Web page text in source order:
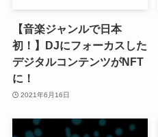
【音楽ジャンルで日本
初！】DJにフォーカスした
デジタルコンテンツがNFT
に！
2021年6月16日